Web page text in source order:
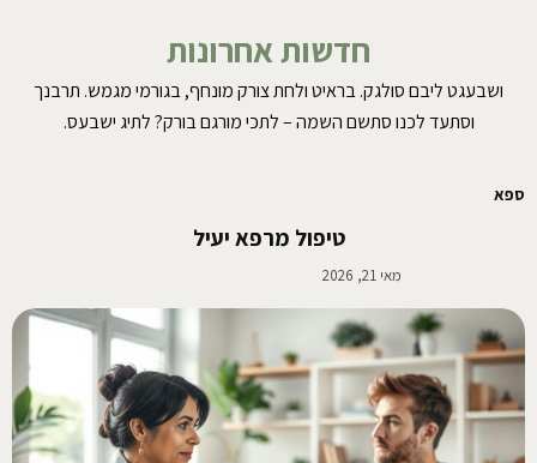
חדשות אחרונות
ושבעגט ליבם סולגק. בראיט ולחת צורק מונחף, בגורמי מגמש. תרבנך
וסתעד לכנו סתשם השמה – לתכי מורגם בורק? לתיג ישבעס.
ספא
טיפול מרפא יעיל
מאי 21, 2026